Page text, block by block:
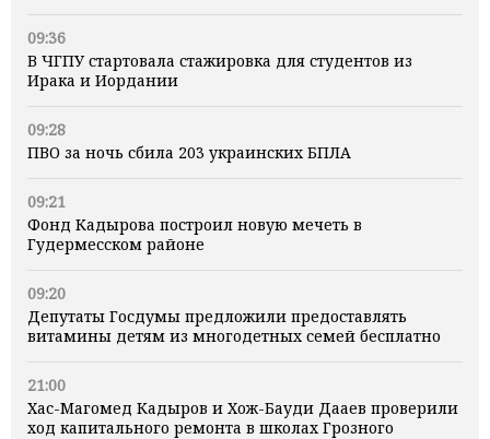
09:36
В ЧГПУ стартовала стажировка для студентов из
Ирака и Иордании
09:28
ПВО за ночь сбила 203 украинских БПЛА
09:21
Фонд Кадырова построил новую мечеть в
Гудермесском районе
09:20
Депутаты Госдумы предложили предоставлять
витамины детям из многодетных семей бесплатно
21:00
Хас-Магомед Кадыров и Хож-Бауди Дааев проверили
ход капитального ремонта в школах Грозного